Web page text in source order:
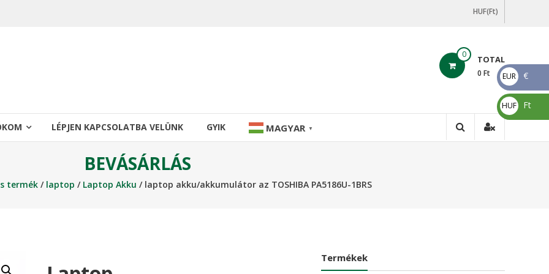
HUF(Ft)
0 TOTAL
0 Ft
LÉPJEN KAPCSOLATBA VELÜNK GYIK MAGYAR ▼
BEVÁSÁRLÁS
termék/ laptop / Laptop Akku / laptop akku/akkumulátor az TOSHIBA PA5186U-1BRS
Termékek
EUR
€
€
HUF
Ft
Ft